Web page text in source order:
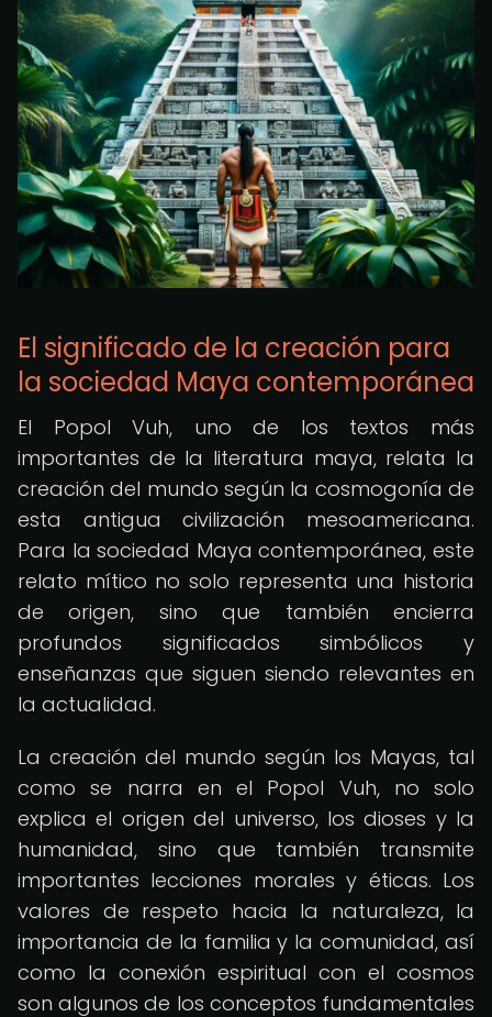
El significado de la creación para
la sociedad Maya contemporánea
El Popol Vuh, uno de los textos más
importantes de la literatura maya, relata la
creación del mundo según la cosmogonía de
esta antigua civilización mesoamericana.
Para la sociedad Maya contemporánea, este
relato mítico no solo representa una historia
de origen, sino que también encierra
profundos significados simbólicos y
enseñanzas que siguen siendo relevantes en
la actualidad.
La creación del mundo según los Mayas, tal
como se narra en el Popol Vuh, no solo
explica el origen del universo, los dioses y la
humanidad, sino que también transmite
importantes lecciones morales y éticas. Los
valores de respeto hacia la naturaleza, la
importancia de la familia y la comunidad, así
como la conexión espiritual con el cosmos
son algunos de los conceptos fundamentales